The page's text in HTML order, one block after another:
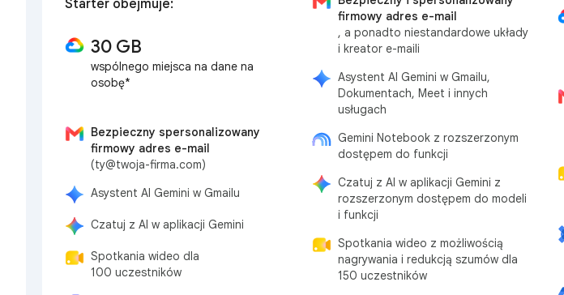
Starter obejmuje:
30 GB
wspólnego miejsca na dane na
osobę*
Bezpieczny spersonalizowany
firmowy adres e-mail
(ty@twoja-firma.com)
Asystent AI Gemini w Gmailu
Czatuj z AI w aplikacji Gemini
Spotkania wideo dla
100 uczestników
firmowy adres e-mail
, a ponadto niestandardowe układy
i kreator e-maili
Asystent AI Gemini w Gmailu,
Dokumentach, Meet i innych
usługach
Gemini Notebook z rozszerzonym
dostępem do funkcji
Czatuj z AI w aplikacji Gemini z
rozszerzonym dostępem do modeli
i funkcji
Spotkania wideo z możliwością
nagrywania i redukcją szumów dla
150 uczestników